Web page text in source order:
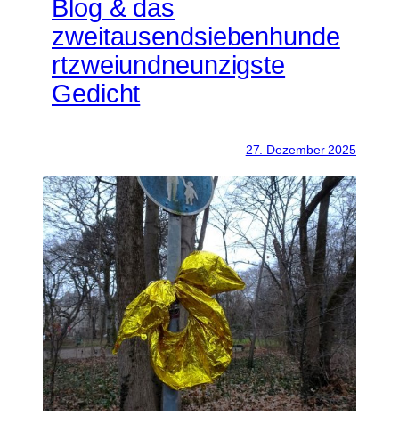
Blog & das
zweitausendsiebenhunde
rtzweiundneunzigste
Gedicht
27. Dezember 2025